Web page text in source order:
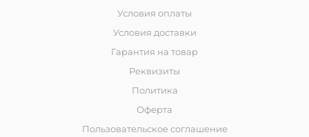
Условия оплаты
Условия доставки
Гарантия на товар
Реквизиты
Политика
Оферта
Пользовательское соглашение